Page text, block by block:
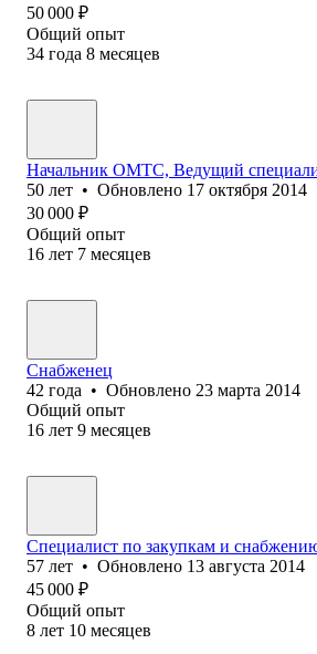
50 000 ₽
Общий опыт
34 года 8 месяцев
Начальник ОМТС, Ведущий
50 лет • Обновлено 17 октября 2014
30 000 ₽
Общий опыт
16 лет 7 месяцев
Снабженец
42 года • Обновлено 23 марта 2014
Общий опыт
16 лет 9 месяцев
Специалист по закупкам и
57 лет • Обновлено 13 августа 2014
45 000 ₽
Общий опыт
8 лет 10 месяцев